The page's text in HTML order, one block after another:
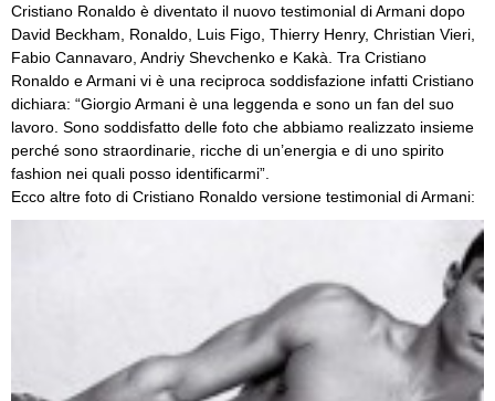
Cristiano Ronaldo è diventato il nuovo testimonial di Armani dopo
David Beckham, Ronaldo, Luis Figo, Thierry Henry, Christian Vieri,
Fabio Cannavaro, Andriy Shevchenko e Kakà. Tra Cristiano
Ronaldo e Armani vi è una reciproca soddisfazione infatti Cristiano
dichiara: “Giorgio Armani è una leggenda e sono un fan del suo
lavoro. Sono soddisfatto delle foto che abbiamo realizzato insieme
perché sono straordinarie, ricche di un’energia e di uno spirito
fashion nei quali posso identificarmi”.
Ecco altre foto di Cristiano Ronaldo versione testimonial di Armani: